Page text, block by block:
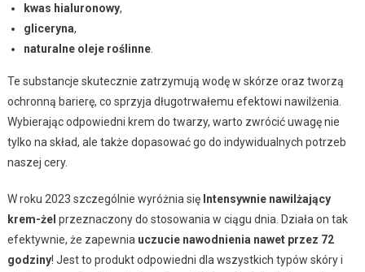
kwas hialuronowy,
gliceryna,
naturalne oleje roślinne.
Te substancje skutecznie zatrzymują wodę w skórze oraz tworzą
ochronną barierę, co sprzyja długotrwałemu efektowi nawilżenia.
Wybierając odpowiedni krem do twarzy, warto zwrócić uwagę nie
tylko na skład, ale także dopasować go do indywidualnych potrzeb
naszej cery.
W roku 2023 szczególnie wyróżnia się Intensywnie nawilżający
krem-żel przeznaczony do stosowania w ciągu dnia. Działa on tak
efektywnie, że zapewnia uczucie nawodnienia nawet przez 72
godziny! Jest to produkt odpowiedni dla wszystkich typów skóry i